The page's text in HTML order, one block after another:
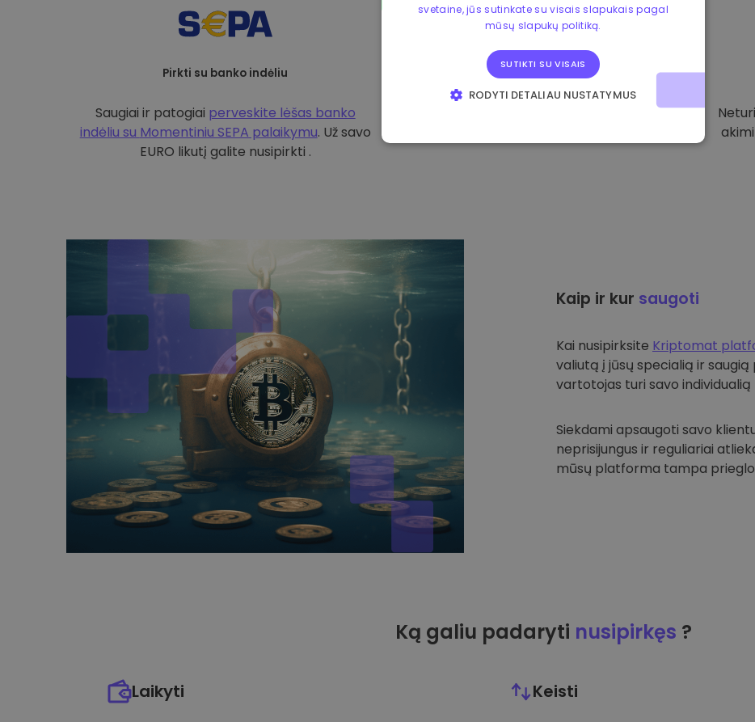
Pirkti su banko indėliu
Saugiai ir patogiai perveskite lėšas banko
indėliu su Momentiniu SEPA palaikymu. Už savo
EURO likutį galite nusipirkti .
Kaip ir kur saugoti
Kai nusipirksite Kriptomat
valiutą į jūsų specialią ir
vartotojas turi savo individualią
Siekdami apsaugoti savo
neprisijungus ir reguliariai
mūsų platforma tampa
Ką galiu padaryti nusipirkęs ?
Laikyti Keisti
svetaine, jūs sutinkate su visais slapukais pagal
mūsų slapukų politiką.
SUTIKTI SU VISAIS
RODYTI DETALIAU NUSTATYMUS